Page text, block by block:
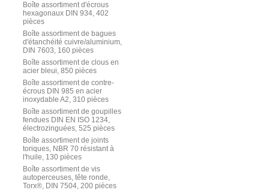
Boîte assortiment d'écrous
hexagonaux DIN 934, 402
pièces
Boîte assortiment de bagues
d'étanchéité cuivre/aluminium,
DIN 7603, 160 pièces
Boîte assortiment de clous en
acier bleui, 850 pièces
Boîte assortiment de contre-
écrous DIN 985 en acier
inoxydable A2, 310 pièces
Boîte assortiment de goupilles
fendues DIN EN ISO 1234,
électrozinguées, 525 pièces
Boîte assortiment de joints
toriques, NBR 70 résistant à
l'huile, 130 pièces
Boîte assortiment de vis
autoperceuses, tête ronde,
Torx®, DIN 7504, 200 pièces